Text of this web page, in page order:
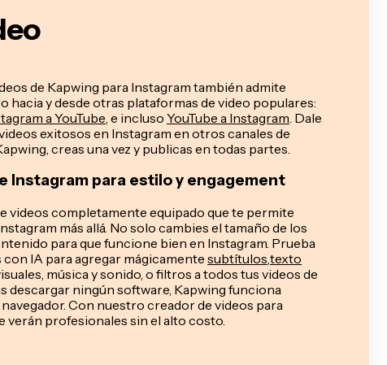
de Kapwing para Instagram también admite
hacia y desde otras plataformas de video populares:
a YouTube , e incluso YouTube a Instagram . Dale
exitosos en Instagram en otros canales de
creas una vez y publicas en todas partes.
Instagram para estilo y engagement
videos completamente equipado que te permite
más allá. No solo cambies el tamaño de los
para que funcione bien en Instagram. Prueba
IA para agregar mágicamentesubtítulos texto
música y sonido, o filtros a todos tus videos de
descargar ningún software, Kapwing funciona
Con nuestro creador de videos para
verán profesionales sin el alto costo.